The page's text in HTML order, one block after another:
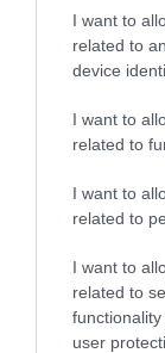
I want to
related to
device
I want to
related to
I want to
related to
I want to
related to
user
Ha nőként
Ezek a